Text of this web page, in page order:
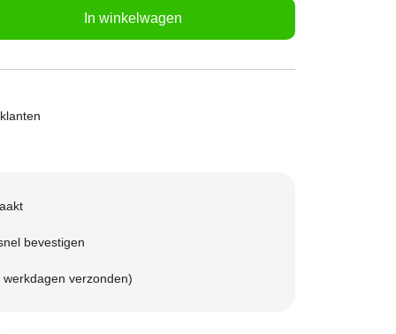
In winkelwagen
bevestigen
verzonden)